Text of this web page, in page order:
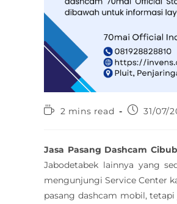
2 mins read 31/07/
Jasa Pasang Dashcam
Jabodetabek lainnya yang
mengunjungi Service Center
pasang dashcam mobil,